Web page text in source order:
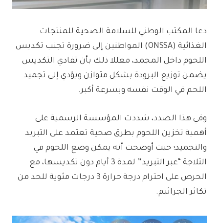
دعا المكتب الوطني للسلامة الصحية للمنتجات
الغذائية (ONSSA) المواطنين إلى ضرورة تجنب تكديس
اللحوم داخل المجمد، معللا ذلك بأن تفادي التكديس
يضمن توزيع البرودة بشكل متوازن ويؤدي إلى تجميد
اللحم في الوقت نفسه وبسرعة أكبر.
​وفي هذا الصدد، شددت المؤسسة الرسمية على
أهمية تخزين اللحوم بطرق صحية تعتمد على التبريد
والتجميد؛ حيث أوضحت أنه يمكن وضع اللحوم في
الثلاجة “عبر التبريد” لمدة 3 أيام دون تكديسها، مع
الحرص على احترام درجة حرارة 3 درجات مئوية للحد من
تكاثر الجراثيم.